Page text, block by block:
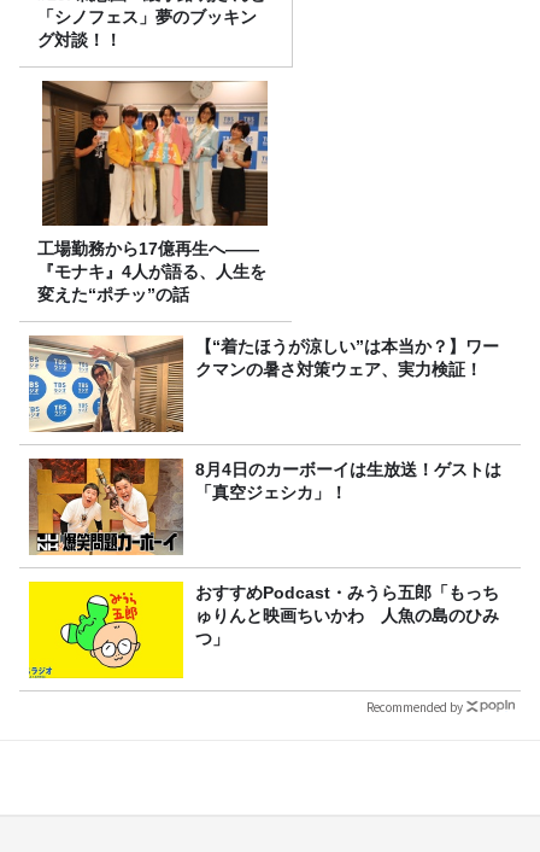
「シノフェス」夢のブッキン
グ対談！！
工場勤務から17億再生へ——
『モナキ』4人が語る、人生を
変えた“ポチッ”の話
【“着たほうが涼しい”は本当か？】ワー
クマンの暑さ対策ウェア、実力検証！
8月4日のカーボーイは生放送！ゲストは
「真空ジェシカ」！
おすすめPodcast・みうら五郎「もっち
ゅりんと映画ちいかわ 人魚の島のひみ
つ」
Recommended by